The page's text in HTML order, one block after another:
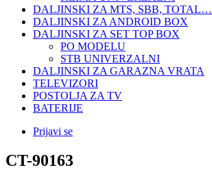
DALJINSKI ZA MTS, SBB, TOTAL…
DALJINSKI ZA ANDROID BOX
DALJINSKI ZA SET TOP BOX
PO MODELU
STB UNIVERZALNI
DALJINSKI ZA GARAZNA VRATA
TELEVIZORI
POSTOLJA ZA TV
BATERIJE
Prijavi se
CT-90163